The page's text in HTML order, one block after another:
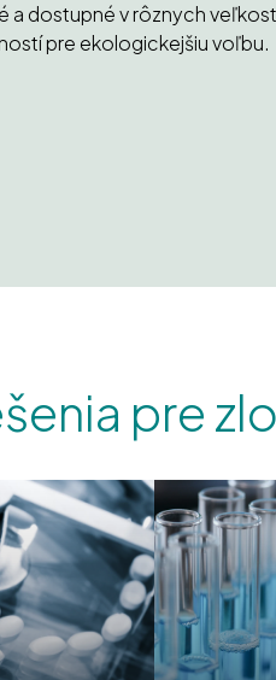
a dostupné v rôznych
pre ekologickejšiu voľbu.
pre